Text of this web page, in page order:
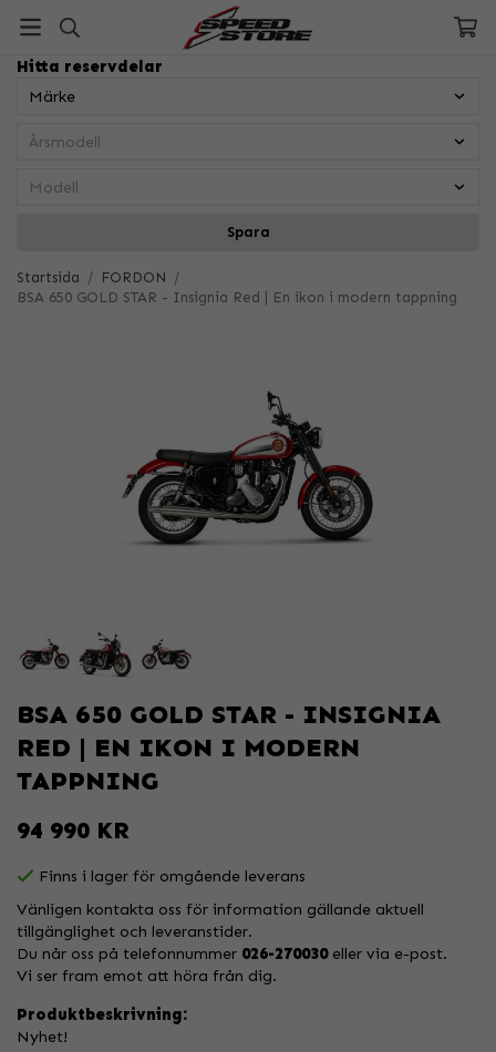
Hitta reservdelar
Spara
Startsida / FORDON /
BSA 650 GOLD STAR - Insignia Red | En ikon i modern tappning
BSA 650 GOLD STAR - INSIGNIA
RED | EN IKON I MODERN
TAPPNING
94 990 KR
Finns i lager för omgående leverans
Vänligen kontakta oss för information gällande aktuell
tillgänglighet och leveranstider.
Du når oss på telefonnummer 026-270030eller via e-post.
Vi ser fram emot att höra från dig.
Produktbeskrivning:
Nyhet!